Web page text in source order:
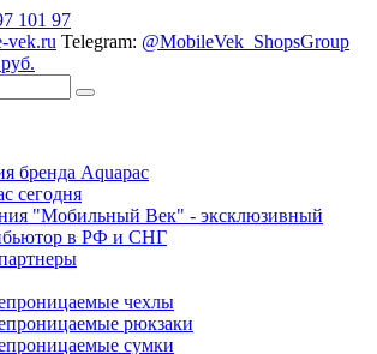
101 97
vek.ru Telegram: @MobileVek_ShopsGroup
руб.
бренда Aquapac
cегодня
"Мобильный Век" - эксклюзивный
в РФ и СНГ
чехлы
рюкзаки
сумки